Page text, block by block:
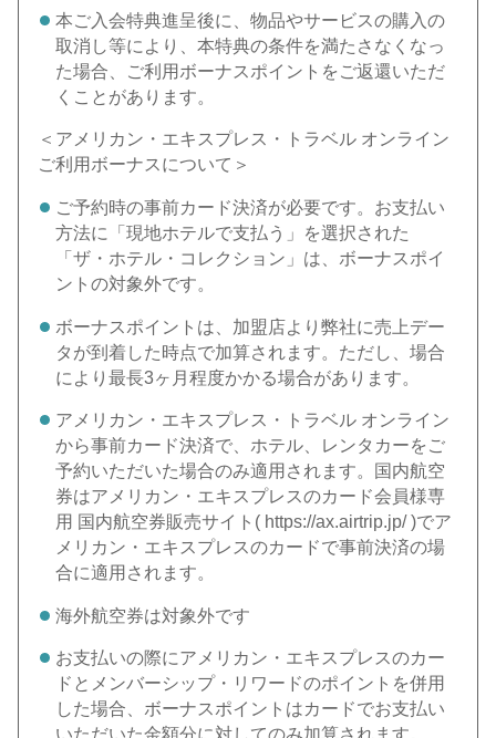
本ご入会特典進呈後に、物品やサービスの購入の
取消し等により、本特典の条件を満たさなくなっ
た場合、ご利用ボーナスポイントをご返還いただ
くことがあります。
＜アメリカン・エキスプレス・トラベル オンライン
ご利用ボーナスについて＞
ご予約時の事前カード決済が必要です。お支払い
方法に「現地ホテルで支払う」を選択された
「ザ・ホテル・コレクション」は、ボーナスポイ
ントの対象外です。
ボーナスポイントは、加盟店より弊社に売上デー
タが到着した時点で加算されます。ただし、場合
により最長3ヶ月程度かかる場合があります。
アメリカン・エキスプレス・トラベル オンライン
から事前カード決済で、ホテル、レンタカーをご
予約いただいた場合のみ適用されます。国内航空
券はアメリカン・エキスプレスのカード会員様専
用 国内航空券販売サイト( https://ax.airtrip.jp/ )でア
メリカン・エキスプレスのカードで事前決済の場
合に適用されます。
海外航空券は対象外です
お支払いの際にアメリカン・エキスプレスのカー
ドとメンバーシップ・リワードのポイントを併用
した場合、ボーナスポイントはカードでお支払い